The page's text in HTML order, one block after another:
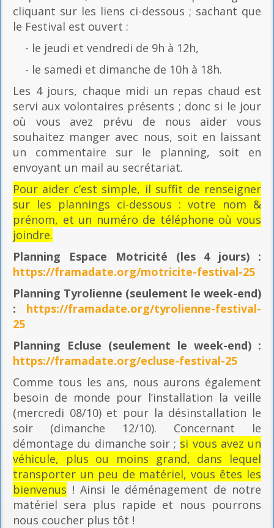
cliquant sur les liens ci-dessous ; sachant que
le Festival est ouvert :
- le jeudi et vendredi de 9h à 12h,
- le samedi et dimanche de 10h à 18h.
Les 4 jours, chaque midi un repas chaud est
servi aux volontaires présents ; donc si le jour
où vous avez prévu de nous aider vous
souhaitez manger avec nous, soit en laissant
un commentaire sur le planning, soit en
envoyant un mail au secrétariat.
Pour aider c’est simple, il suffit de renseigner
sur les plannings ci-dessous : votre nom &
prénom, et un numéro de téléphone où vous
joindre.
Planning Espace Motricité (les 4 jours) :
https://framadate.org/motricite-festival-25
Planning Tyrolienne (seulement le week-end)
: https://framadate.org/tyrolienne-festival-
25
Planning Ecluse (seulement le week-end) :
https://framadate.org/ecluse-festival-25
Comme tous les ans, nous aurons également
besoin de monde pour l’installation la veille
(mercredi 08/10) et pour la désinstallation le
soir (dimanche 12/10). Concernant le
démontage du dimanche soir ; si vous avez un
véhicule, plus ou moins grand, dans lequel
transporter un peu de matériel, vous êtes les
bienvenus ! Ainsi le déménagement de notre
matériel sera plus rapide et nous pourrons
nous coucher plus tôt !